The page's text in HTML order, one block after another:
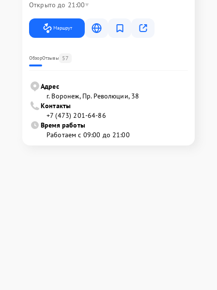
Открыто до 21:00
Маршрут
ОбзорОтзывы 57
Адрес
г. Воронеж, Пр. Революции, 38
Контакты
+7 (473) 201-64-86
Время работы
Работаем с 09:00 до 21:00